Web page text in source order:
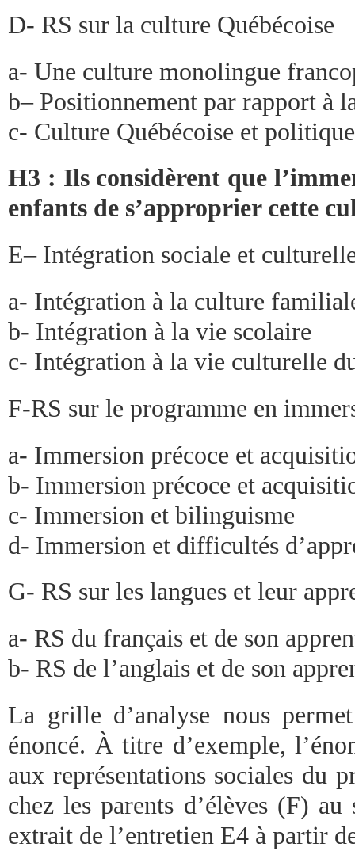
D- RS sur la culture Québécoise
a- Une culture monolingue
b– Positionnement par rapport à
c- Culture Québécoise et
H3 : Ils considèrent que
enfants de s’approprier cette
E– Intégration sociale et
a- Intégration à la culture
b- Intégration à la vie scolaire
c- Intégration à la vie culturelle
F-RS sur le programme en
a- Immersion précoce et
b- Immersion précoce et
c- Immersion et bilinguisme
d- Immersion et difficultés
G- RS sur les langues et leur
a- RS du français et de son
b- RS de l’anglais et de son
La grille d’analyse nous
énoncé. À titre d’exemple,
aux représentations sociales du
chez les parents d’élèves (F)
extrait de l’entretien E4 à partir